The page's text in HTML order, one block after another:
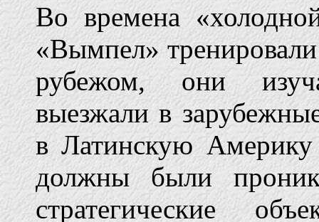
Во времена
«Вымпел»
рубежом, они
выезжали в
в Латинскую
должны были
стратегические